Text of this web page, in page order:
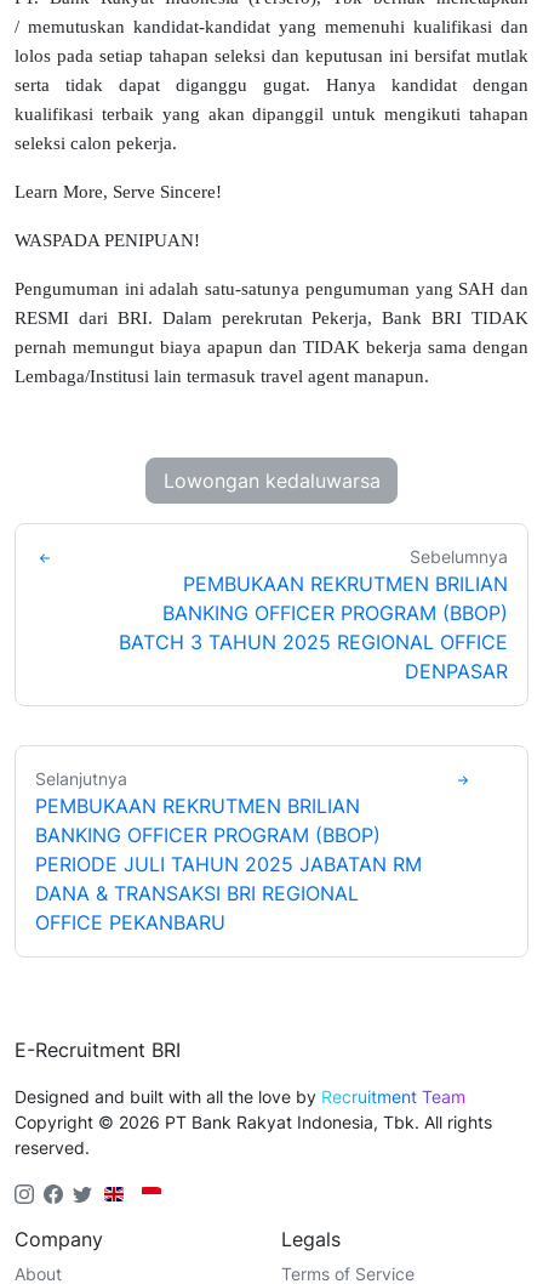
/ memutuskan kandidat-kandidat yang memenuhi kualifikasi dan
lolos pada setiap tahapan seleksi dan keputusan ini bersifat mutlak
serta tidak dapat diganggu gugat. Hanya kandidat dengan
kualifikasi terbaik yang akan dipanggil untuk mengikuti tahapan
seleksi calon pekerja.
Learn More, Serve Sincere!
WASPADA PENIPUAN!
Pengumuman ini adalah satu-satunya pengumuman yang SAH dan
RESMI dari BRI. Dalam perekrutan Pekerja, Bank BRI TIDAK
pernah memungut biaya apapun dan TIDAK bekerja sama dengan
Lembaga/Institusi lain termasuk travel agent manapun.
Lowongan kedaluwarsa
Sebelumnya
PEMBUKAAN REKRUTMEN BRILIAN
BANKING OFFICER PROGRAM (BBOP)
BATCH 3 TAHUN 2025 REGIONAL OFFICE
DENPASAR
Selanjutnya
PEMBUKAAN REKRUTMEN BRILIAN
BANKING OFFICER PROGRAM (BBOP)
PERIODE JULI TAHUN 2025 JABATAN RM
DANA & TRANSAKSI BRI REGIONAL
OFFICE PEKANBARU
E-Recruitment BRI
Designed and built with all the love by Recruitment Team
Copyright © 2026 PT Bank Rakyat Indonesia, Tbk. All rights
reserved.
Company
About
Legals
Terms of Service